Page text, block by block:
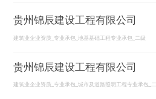
贵州锦辰建设工程有限公司
建筑业企业资质_专业承包_地基基础工程专业承包_二级
贵州锦辰建设工程有限公司
建筑业企业资质_专业承包_城市及道路照明工程专业承包_